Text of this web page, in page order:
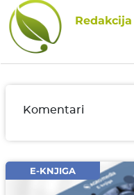
Redakcija
Komentari
Email* obavezno
E-KNJIGA